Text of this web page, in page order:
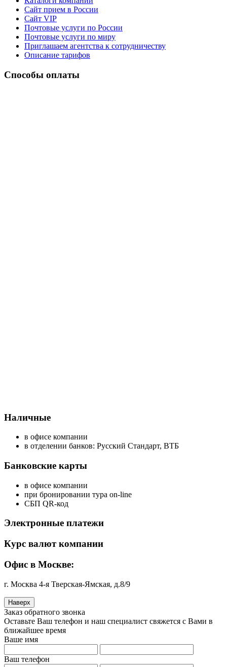
Сайт прием в России
Сайт VIP
Почтовые услуги по России
Почтовые услуги по миру
Приглашаем агентства к сотрудничеству
Описание тарифов
Способы оплаты
Наличные
в офисе компании
в отделении банков: Русский Стандарт, ВТБ
Банковские карты
в офисе компании
при бронировании тура on-line
СБП QR-код
Электронные платежи
Курс валют компании
Офис в Москве:
г. Москва 4-я Тверская-Ямская, д.8/9
Наверх
Заказ обратного звонка
Оставьте Ваш телефон и наш специалист свяжется с Вами в
ближайшее время
Ваше имя
Ваш телефон